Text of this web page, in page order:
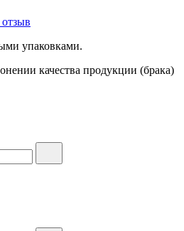
упаковками.
качества продукции (брака)